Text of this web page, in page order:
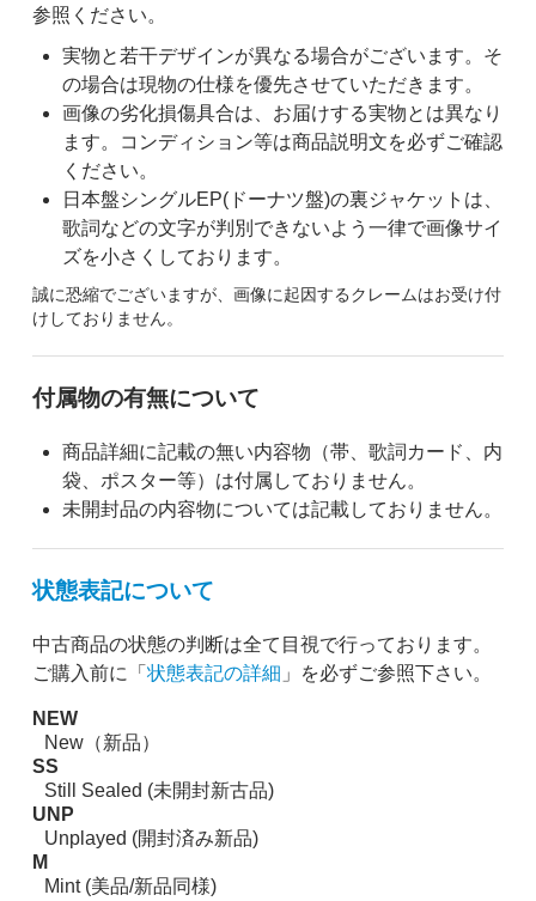
参照ください。
実物と若干デザインが異なる場合がございます。そ
の場合は現物の仕様を優先させていただきます。
画像の劣化損傷具合は、お届けする実物とは異なり
ます。コンディション等は商品説明文を必ずご確認
ください。
日本盤シングルEP(ドーナツ盤)の裏ジャケットは、
歌詞などの文字が判別できないよう一律で画像サイ
ズを小さくしております。
誠に恐縮でございますが、画像に起因するクレームはお受け付
けしておりません。
付属物の有無について
商品詳細に記載の無い内容物（帯、歌詞カード、内
袋、ポスター等）は付属しておりません。
未開封品の内容物については記載しておりません。
状態表記について
中古商品の状態の判断は全て目視で行っております。
ご購入前に「 状態表記の詳細 」を必ずご参照下さい。
NEW
New（新品）
SS
Still Sealed (未開封新古品)
UNP
Unplayed (開封済み新品)
M
Mint (美品/新品同様)